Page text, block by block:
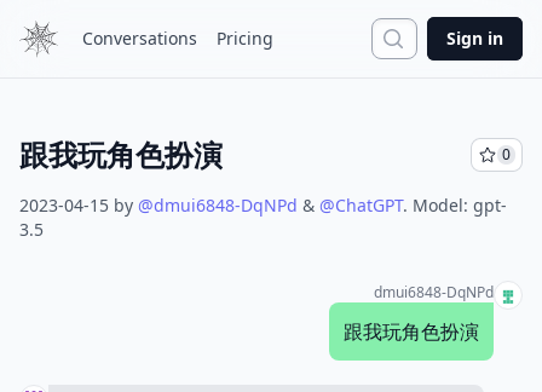
Conversations Pricing Search
Sign in
跟我玩角色扮演 0
2023-04-15 by @dmui6848-DqNPd & @ChatGPT. Model: gpt-
3.5
dmui6848-DqNPd
跟我玩角色扮演